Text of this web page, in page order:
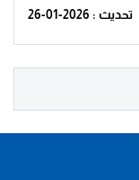
تحديث : 2026-01-26